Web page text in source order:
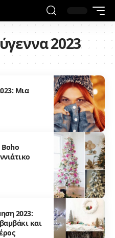
2023
Μια
Boho
2023:
και